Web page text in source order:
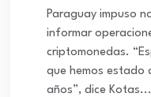
Paraguay impuso
informar
criptomonedas.
que hemos estado
años”, dice